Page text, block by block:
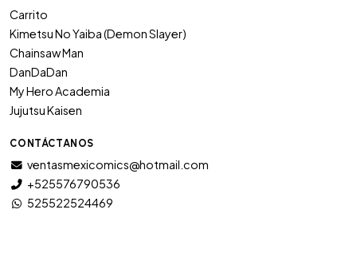
Carrito
Kimetsu No Yaiba (Demon Slayer)
Chainsaw Man
DanDaDan
My Hero Academia
Jujutsu Kaisen
CONTÁCTANOS
ventasmexicomics@hotmail.com
+525576790536
525522524469